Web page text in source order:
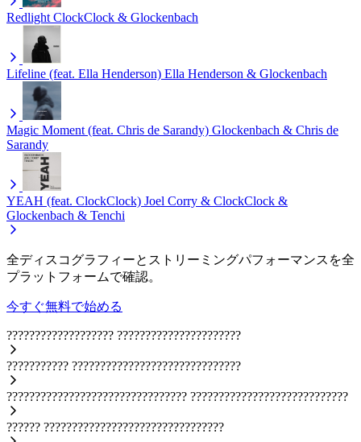
Redlight ClockClock & Glockenbach
Lifeline (feat. Ella Henderson) Ella Henderson & Glockenbach
Magic Moment (feat. Chris de Sarandy) Glockenbach & Chris de
Sarandy
YEAH (feat. ClockClock) Joel Corry & ClockClock &
Glockenbach & Tenchi
全ディスコグラフィーとストリーミングパフォーマンスを全
プラットフォームで確認。
今すぐ無料で始める
??????????????????? ??????????????????????
??????????? ??????????????????????????????
???????????????????????????????? ????????????????????????????
?????? ????????????????????????????????